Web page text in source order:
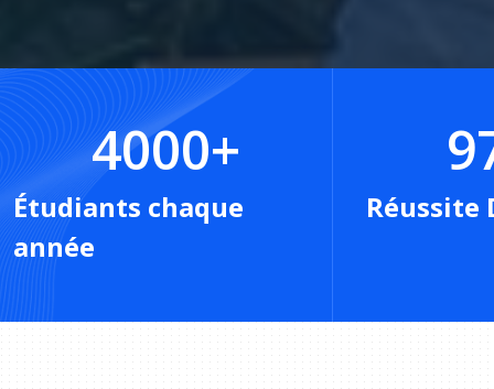
Étudiants chaque
année
4000+
Réussite